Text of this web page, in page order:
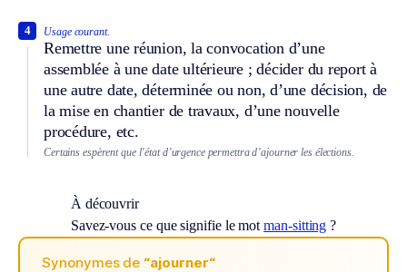
Usage courant.
Remettre une réunion, la convocation d’une
assemblée à une date ultérieure ; décider du report à
une autre date, déterminée ou non, d’une décision, de
la mise en chantier de travaux, d’une nouvelle
procédure, etc.
4
Certains espèrent que l’état d’urgence permettra d’ajourner les élections.
À découvrir
Savez-vous ce que signifie le motman-sitting ?
Synonymes de “ajourner“